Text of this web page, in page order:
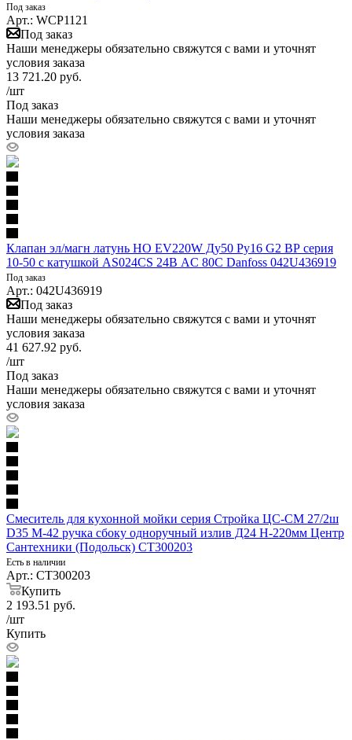
Под заказ
Арт.: WCP1121
Под заказ
Наши менеджеры обязательно свяжутся с вами и уточнят
условия заказа
13 721.20 руб.
/шт
Под заказ
Наши менеджеры обязательно свяжутся с вами и уточнят
условия заказа
Клапан эл/магн латунь НО EV220W Ду50 Ру16 G2 ВР серия
10-50 с катушкой AS024CS 24В AC 80С Danfoss 042U436919
Под заказ
Арт.: 042U436919
Под заказ
Наши менеджеры обязательно свяжутся с вами и уточнят
условия заказа
41 627.92 руб.
/шт
Под заказ
Наши менеджеры обязательно свяжутся с вами и уточнят
условия заказа
Смеситель для кухонной мойки серия Стройка ЦС-СМ 27/2ш
D35 М-42 ручка сбоку одноручный излив Д24 H-220мм Центр
Сантехники (Подольск) СТ300203
Есть в наличии
Арт.: СТ300203
Купить
2 193.51 руб.
/шт
Купить